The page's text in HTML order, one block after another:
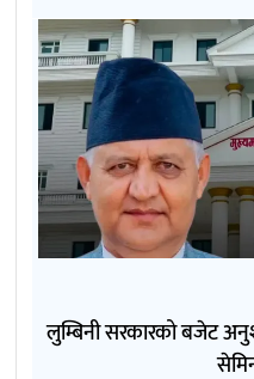
लुम्बिनी सरकारको बजेट